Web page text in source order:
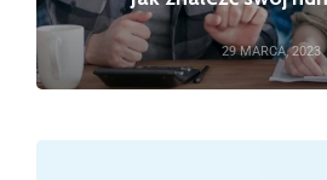
29 MARCA, 2023